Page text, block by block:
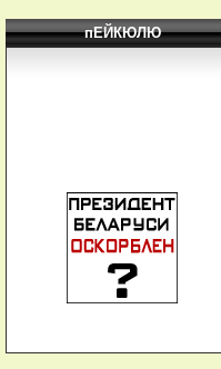
пЕЙКЮЛЮ